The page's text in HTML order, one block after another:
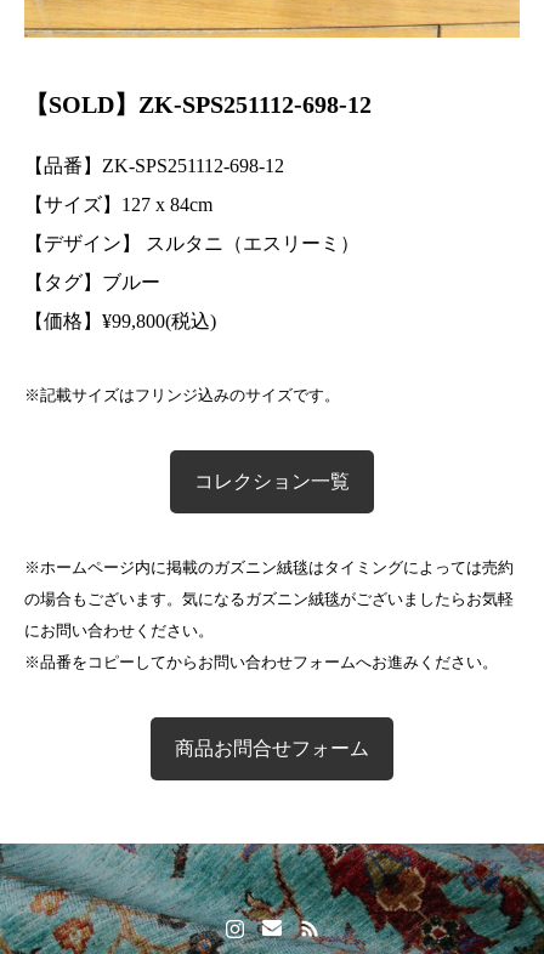
【SOLD】ZK-SPS251112-698-12
【品番】ZK-SPS251112-698-12
【サイズ】127 x 84cm
【デザイン】 スルタニ（エスリーミ）
【タグ】ブルー
【価格】 ¥99,800(税込)
※記載サイズはフリンジ込みのサイズです。
コレクション一覧
※ホームページ内に掲載のガズニン絨毯はタイミングによっては売約
の場合もございます。気になるガズニン絨毯がございましたらお気軽
にお問い合わせください。
※品番をコピーしてからお問い合わせフォームへお進みください。
商品お問合せフォーム